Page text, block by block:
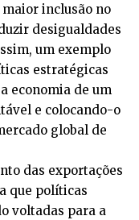
inclusão no
desigualdades
um exemplo
estratégicas
economia de um
e colocando-o
global de
das exportações
que políticas
voltadas para a